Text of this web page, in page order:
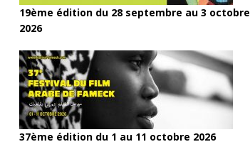
19ème édition du 28 septembre au 3 octobre
2026
37ème édition du 1 au 11 octobre 2026